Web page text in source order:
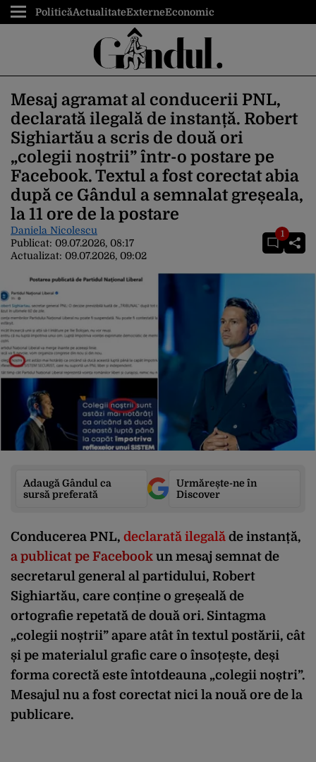
PoliticăActualitateExterneEconomic
Mesaj agramat al conducerii PNL,
declarată ilegală de instanță. Robert
Sighiartău a scris de două ori
„colegii noștrii” într-o postare pe
Facebook. Textul a fost corectat abia
după ce Gândul a semnalat greșeala,
la 11 ore de la postare
Daniela Nicolescu
Publicat: 09.07.2026, 08:17
Actualizat: 09.07.2026, 09:02
1
Adaugă Gândul ca
sursă preferată
Urmărește-ne în
Discover
Conducerea PNL, declarată ilegală de instanță,
a publicat pe Facebook un mesaj semnat de
secretarul general al partidului, Robert
Sighiartău, care conține o greșeală de
ortografie repetată de două ori. Sintagma
„colegii noștrii” apare atât în textul postării, cât
și pe materialul grafic care o însoțește, deși
forma corectă este întotdeauna „colegii noștri”.
Mesajul nu a fost corectat nici la nouă ore de la
publicare.